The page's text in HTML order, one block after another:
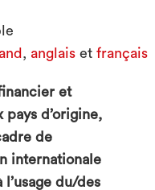
, anglais etfrançais
et
pays d’origine,
de
internationale
l’usage du/des